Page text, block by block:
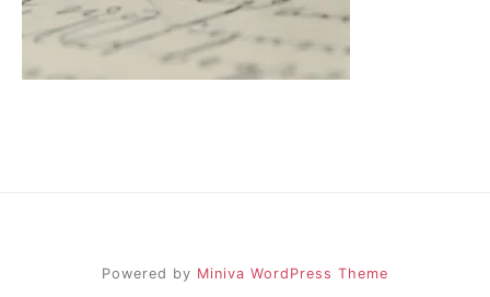
Powered by Miniva WordPress Theme